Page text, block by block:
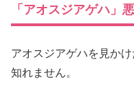
「アオスジアゲハ」
アオスジアゲハを見か
知れません。